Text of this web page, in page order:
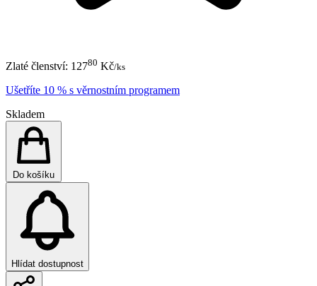
Zlaté členství: 12780 Kč/ks
Ušetříte 10 % s věrnostním programem
Skladem
Do košíku
Hlídat dostupnost